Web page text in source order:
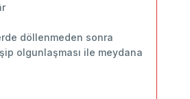
döllenmeden sonra
olgunlaşması ile meydana